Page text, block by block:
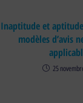
Inaptitude et
modèles d’avis
25